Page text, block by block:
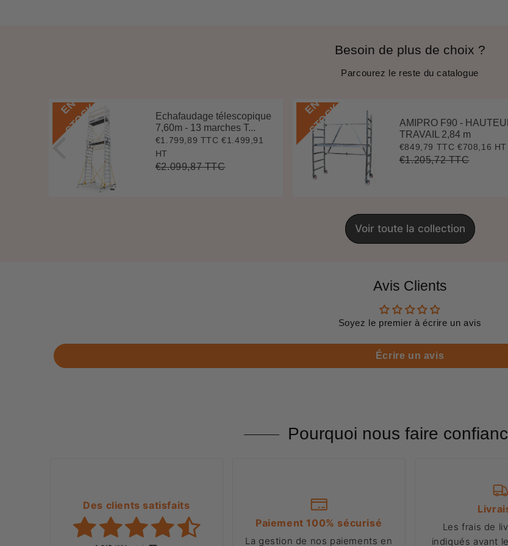
Besoin de plus de choix ?
Parcourez le reste du catalogue
E
N
S
T
O
C
K
Echafaudage télescopique
7,60m - 13 marches T...
Prix
réduit
€1.799,89 TTC€1.799,89
€1.499,91
HT
Prix
€2.099,87 TTC€2.099,87
E
N
S
T
O
C
K
AMIPRO F90 -
TRAVAIL 2,84 m
Prix
réduit
€849,79 TTC €849,79
€708,16 HT
Prix
€1.205,72 TTC
Voir toute la collection
Avis Clients
Soyez le premier à écrire un avis
Écrire un avis
Pourquoi nous faire
Des clients satisfaits
Paiement 100% sécurisé
La gestion de nos paiements en
Les frais de
indiqués avant